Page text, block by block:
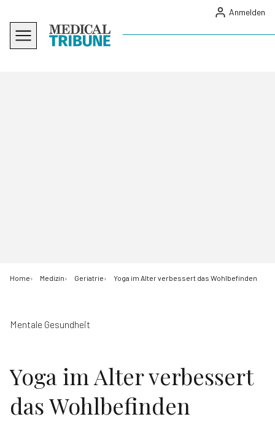
Anmelden
Home Medizin Geriatrie Yoga im Alter verbessert das Wohlbefinden
Mentale Gesundheit
Yoga im Alter verbessert
das Wohlbefinden